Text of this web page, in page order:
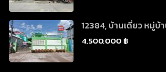
12384, บ้านเดี่ยว หมู่บ้
4,500,000 ฿